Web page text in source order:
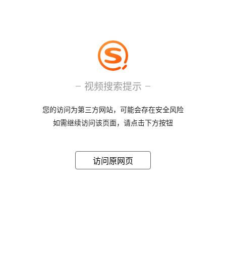
视频搜索提示
您的访问为第三方网站，可能会存在安全风险
如需继续访问该页面，请点击下方按钮
访问原网页